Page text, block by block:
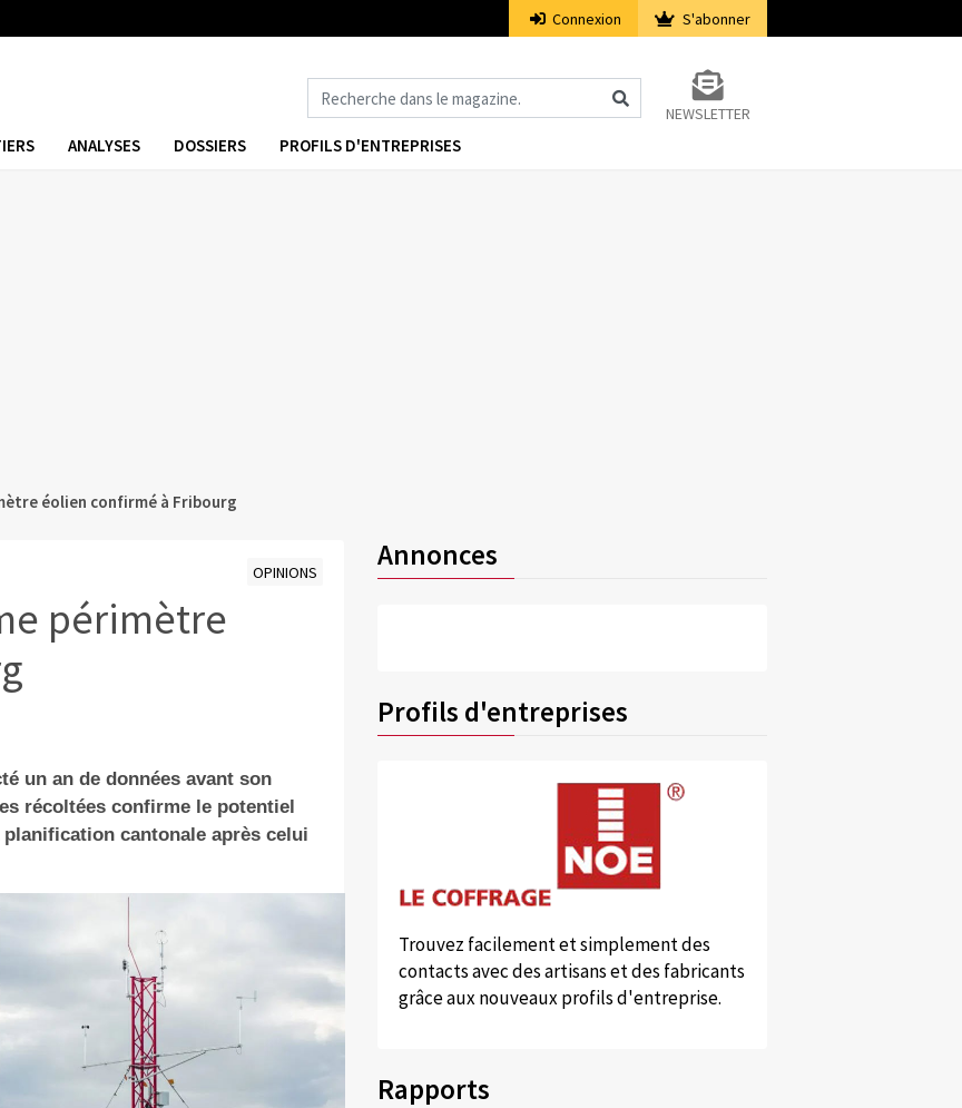
Connexion S'abonner
NEWSLETTER
ANALYSES DOSSIERS PROFILS D'ENTREPRISES
éolien confirmé à Fribourg
OPINIONS
périmètre
un an de données avant son
récoltées confirme le potentiel
cantonale après celui
Annonces
Profils d'entreprises
Trouvez facilement et simplement des
contacts avec des artisans et des fabricants
grâce aux nouveaux profils d'entreprise.
Rapports